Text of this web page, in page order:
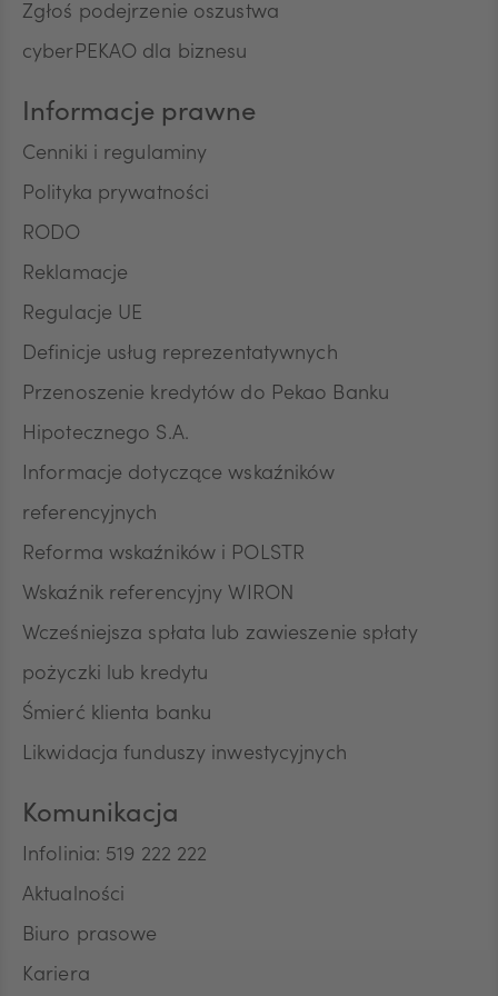
produktów finansowych. Niniejszą zgodę składam
poinformowany/a/ o prawie do jej wycofania w
wycofanie zgody nie wpływa na zgodność z
prawem przetwarzania, którego dokonano na
podstawie zgody przed jej wycofaniem.
Zgłoś podejrzenie oszustwa
cyberPEKAO dla biznesu
Informacje prawne
Cenniki i regulaminy
Polityka prywatności
RODO
Reklamacje
Regulacje UE
Definicje usług reprezentatywnych
Przenoszenie kredytów do Pekao Banku
Hipotecznego S.A.
Informacje dotyczące wskaźników
referencyjnych
Reforma wskaźników i POLSTR
Wskaźnik referencyjny WIRON
Wcześniejsza spłata lub zawieszenie spłaty
pożyczki lub kredytu
Śmierć klienta banku
Likwidacja funduszy inwestycyjnych
Komunikacja
Infolinia: 519 222 222
Aktualności
Biuro prasowe
Kariera